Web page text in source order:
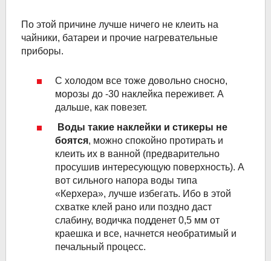
По этой причине лучше ничего не клеить на
чайники, батареи и прочие нагревательные
приборы.
С холодом все тоже довольно сносно,
морозы до -30 наклейка переживет. А
дальше, как повезет.
Воды такие наклейки и стикеры не
боятся, можно спокойно протирать и
клеить их в ванной (предварительно
просушив интересующую поверхность). А
вот сильного напора воды типа
«Керхера», лучше избегать. Ибо в этой
схватке клей рано или поздно даст
слабину, водичка подденет 0,5 мм от
краешка и все, начнется необратимый и
печальный процесс.